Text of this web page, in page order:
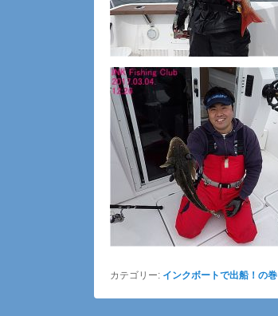
カテゴリー: インクボートで出船！の巻